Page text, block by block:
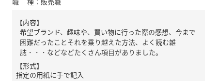
【内容】
希望ブランド、趣味や、買い物に行った際の感想、今まで
困難だったことそれを乗り越えた方法、よく読む雑
誌・・・などなどたくさん項目がありました。
【形式】
指定の用紙に手で記入